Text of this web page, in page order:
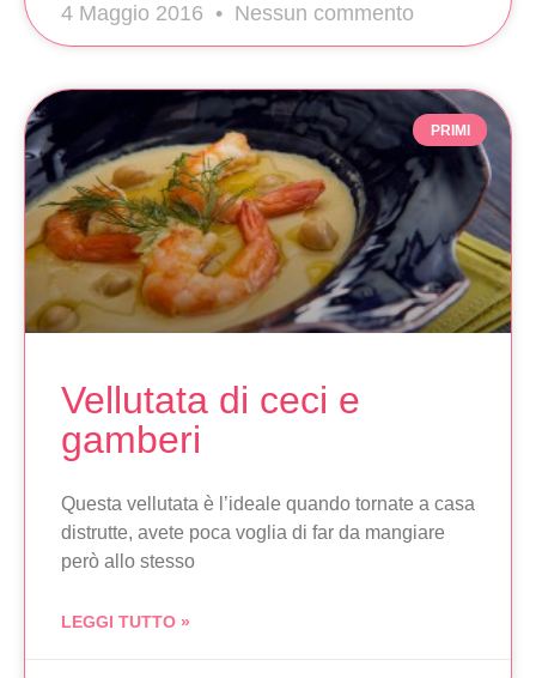
4 Maggio 2016 Nessun commento
PRIMI
Vellutata di ceci e
gamberi
Questa vellutata è l’ideale quando tornate a casa
distrutte, avete poca voglia di far da mangiare
però allo stesso
LEGGI TUTTO »